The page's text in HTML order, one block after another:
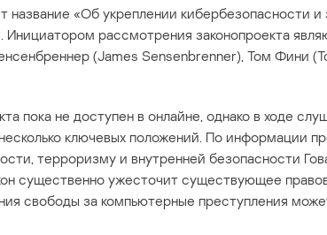
название «Об укреплении кибербезопасности и
Инициатором рассмотрения законопроекта
(James Sensenbrenner), Том Фини
пока не доступен в онлайне, однако в ходе
ключевых положений. По информации
терроризму и внутренней безопасности
существенно ужесточит существующее
свободы за компьютерные преступления